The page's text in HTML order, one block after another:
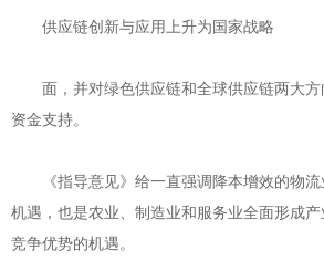
供应链创新与应用上升为国家战略
面，并对绿色供应链和全球供应链两大方
资金支持。
《指导意见》给一直强调降本增效的物流
机遇，也是农业、制造业和服务业全面形成
竞争优势的机遇。